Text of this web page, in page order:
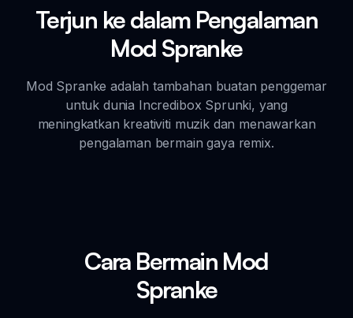
Terjun ke dalam Pengalaman
Mod Spranke
Mod Spranke adalah tambahan buatan penggemar
untuk dunia Incredibox Sprunki, yang
meningkatkan kreativiti muzik dan menawarkan
pengalaman bermain gaya remix.
Cara Bermain Mod
Spranke